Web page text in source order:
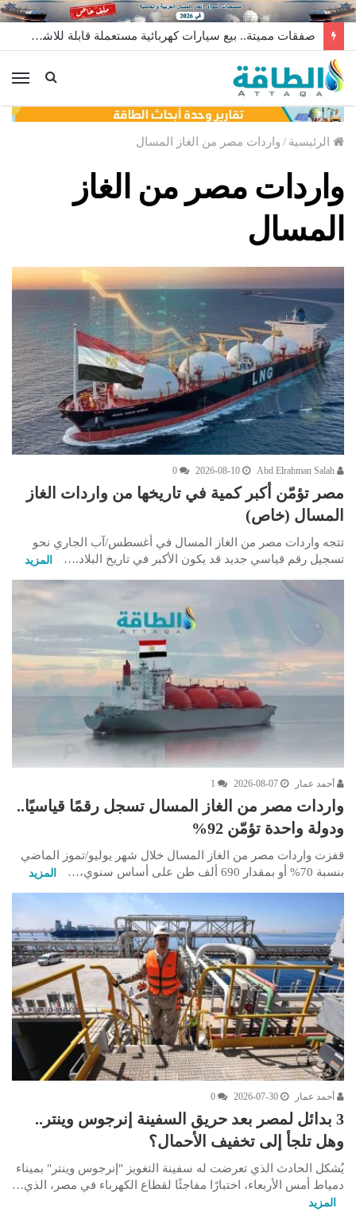
مصر تؤمّن أكبر كمية في تاريخها من واردات الغاز المسال (خاص)
الرئيسية / واردات مصر من الغاز المسال
واردات مصر من الغاز
المسال
2026-08-10
0
مصر تؤمّن أكبر كمية في تاريخها من واردات الغاز
المسال (خاص)
تتجه واردات مصر من الغاز المسال في أغسطس/آب الجاري نحو
تسجيل رقم قياسي جديد قد يكون الأكبر في تاريخ البلاد.…
المزيد
أحمد عمار 2026-08-07
1
واردات مصر من الغاز المسال تسجل رقمًا قياسيًا..
ودولة واحدة تؤمّن 92%
قفزت واردات مصر من الغاز المسال خلال شهر يوليو/تموز الماضي
بنسبة 70% أو بمقدار 690 ألف طن على أساس سنوي،…
المزيد
أحمد عمار 2026-07-30
0
3 بدائل لمصر بعد حريق السفينة إنرجوس وينتر..
وهل تلجأ إلى تخفيف الأحمال؟
يُشكل الحادث الذي تعرضت له سفينة التغويز "إنرجوس وينتر" بميناء
دمياط أمس الأربعاء، اختبارًا مفاجئًا لقطاع الكهرباء في مصر، الذي…
المزيد